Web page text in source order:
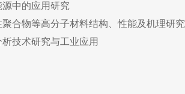
中的应用研究
合物等高分子材料结构、性能及机理研究
技术研究与工业应用